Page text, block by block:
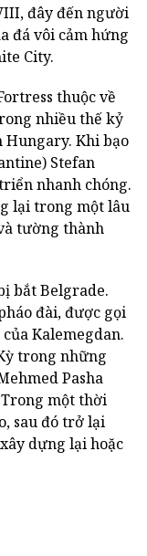
đây đến người
đá vôi cảm hứng
City.
thuộc về
nhiều thế kỷ
Khi bạo
Stefan
nhanh chóng.
lại trong một lâu
tường thành
bắt Belgrade.
đài, được gọi
Kalemegdan.
trong những
Pasha
Trong một thời
sau đó trở lại
dựng lại hoặc